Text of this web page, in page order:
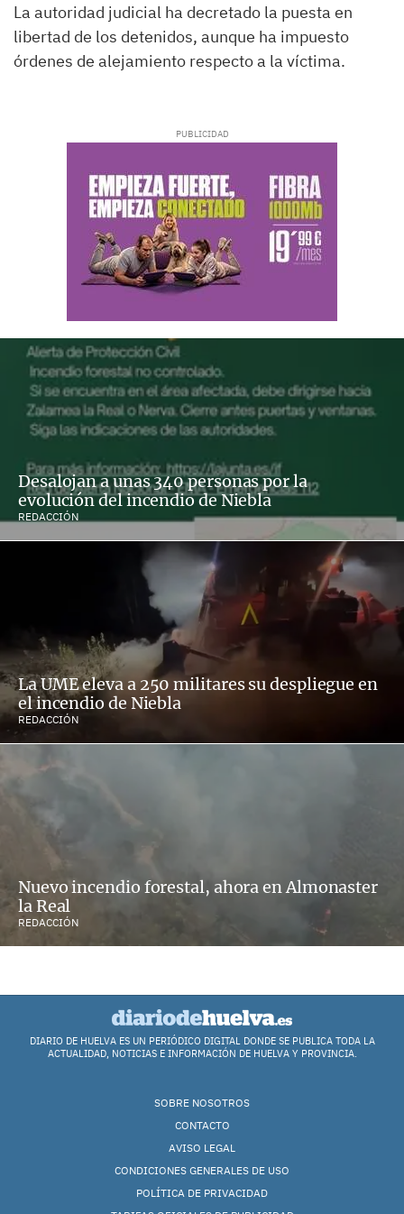
La autoridad judicial ha decretado la puesta en
libertad de los detenidos, aunque ha impuesto
órdenes de alejamiento respecto a la víctima.
Desalojan a unas 340 personas por la
evolución del incendio de Niebla
REDACCIÓN
La UME eleva a 250 militares su despliegue en
el incendio de Niebla
REDACCIÓN
Nuevo incendio forestal, ahora en Almonaster
la Real
REDACCIÓN
DIARIO DE HUELVA ES UN PERIÓDICO DIGITAL DONDE SE PUBLICA TODA LA
ACTUALIDAD, NOTICIAS E INFORMACIÓN DE HUELVA Y PROVINCIA.
SOBRE NOSOTROS
CONTACTO
AVISO LEGAL
CONDICIONES GENERALES DE USO
POLÍTICA DE PRIVACIDAD